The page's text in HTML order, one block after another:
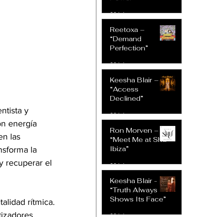
y
energía
las
la
recuperar el
rítmica.
30 jul
Reetoxa –
“Demand
Perfection”
30 jul
Keesha Blair –
“Access
Declined”
30 jul
Ron Morven –
“Meet Me at Shu
Ibiza”
30 jul
Keesha Blair -
“Truth Always
Shows Its Face”